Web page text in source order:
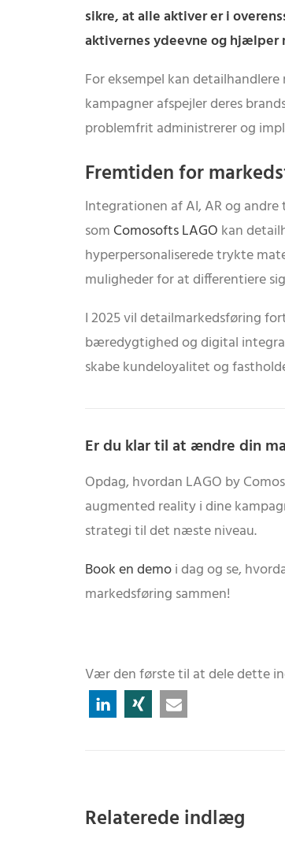
sikre, at alle aktiver er i
aktivernes ydeevne og
For eksempel kan
kampagner afspejler deres
problemfrit administrerer og
Fremtiden for
Integrationen af AI, AR og
som Comosofts LAGO kan
hyperpersonaliserede trykte
muligheder for at differentiere
I 2025 vil detailmarkedsføring
bæredygtighed og digital
skabe kundeloyalitet og
Er du klar til at ændre din
Opdag, hvordan LAGO by
augmented reality i dine
strategi til det næste niveau.
Book en demoi dag og se,
markedsføring sammen!
Vær den første til at dele dette
Relaterede indlæg